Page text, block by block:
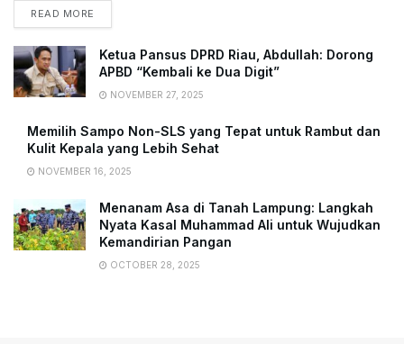
READ MORE
Ketua Pansus DPRD Riau, Abdullah: Dorong
APBD “Kembali ke Dua Digit”
NOVEMBER 27, 2025
Memilih Sampo Non-SLS yang Tepat untuk Rambut dan
Kulit Kepala yang Lebih Sehat
NOVEMBER 16, 2025
Menanam Asa di Tanah Lampung: Langkah
Nyata Kasal Muhammad Ali untuk Wujudkan
Kemandirian Pangan
OCTOBER 28, 2025